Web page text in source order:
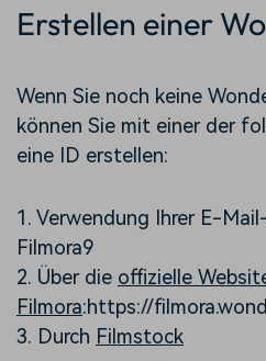
Erstellen einer
Wenn Sie noch keine
können Sie mit einer der
eine ID erstellen:
1. Verwendung Ihrer E-
Filmora9
2. Über die offizielle
Filmora:https://
3. Durch Filmstock